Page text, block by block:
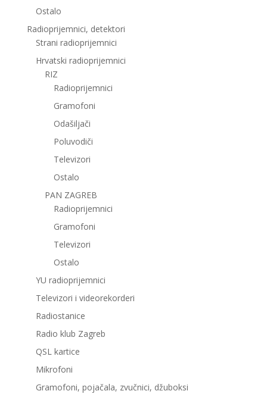
Ostalo
Radioprijemnici, detektori
Strani radioprijemnici
Hrvatski radioprijemnici
RIZ
Radioprijemnici
Gramofoni
Odašiljači
Poluvodiči
Televizori
Ostalo
PAN ZAGREB
Radioprijemnici
Gramofoni
Televizori
Ostalo
YU radioprijemnici
Televizori i videorekorderi
Radiostanice
Radio klub Zagreb
QSL kartice
Mikrofoni
Gramofoni, pojačala, zvučnici, džuboksi